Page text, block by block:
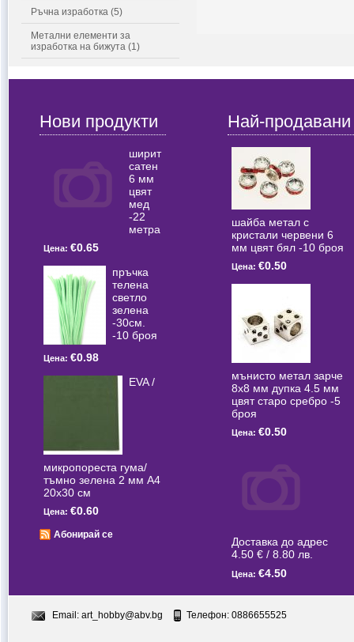
Ръчна изработка (5)
Метални елементи за
изработка на бижута (1)
Нови продукти
ширит
сатен
6 мм
цвят
мед
-22
метра
Цена: €0.65
пръчка
телена
светлo
зелена
-30см.
-10 броя
Цена: €0.98
EVA /
микропореста гума/
тъмно зелена 2 мм А4
20x30 см
Цена: €0.60
Абонирай се
Най-продавани
шайба метал с
кристали червени 6
мм цвят бял -10 броя
Цена: €0.50
мънисто метал зарче
8x8 мм дупка 4.5 мм
цвят старо сребро -5
броя
Цена: €0.50
Доставка до адрес
4.50 € / 8.80 лв.
Цена: €4.50
Email: art_hobby@abv.bg Телефон: 0886655525